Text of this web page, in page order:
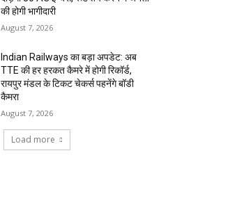
की होगी भागीदारी
August 7, 2026
Indian Railways का बड़ा अपडेट: अब
TTE की हर हरकत कैमरे में होगी रिकॉर्ड,
रायपुर मंडल के टिकट चेकर्स पहनेंगे बॉडी
कैमरा
August 7, 2026
Load more